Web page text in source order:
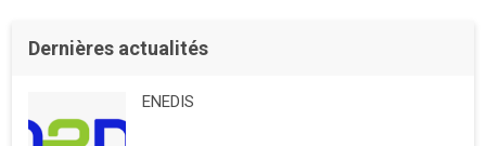
Dernières actualités
ENEDIS